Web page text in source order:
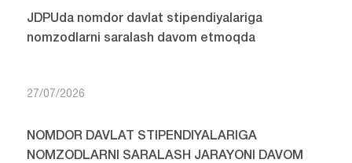
JDPUda nomdor davlat stipendiyalariga
nomzodlarni saralash davom etmoqda
27/07/2026
NOMDOR DAVLAT STIPENDIYALARIGA
NOMZODLARNI SARALASH JARAYONI DAVOM